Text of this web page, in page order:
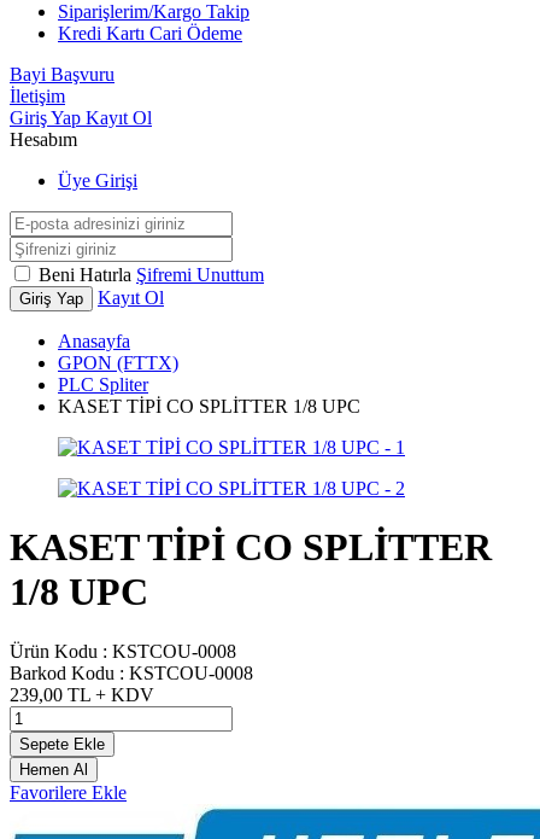
Siparişlerim/Kargo Takip
Kredi Kartı Cari Ödeme
Bayi Başvuru
İletişim
Giriş Yap Kayıt Ol
Hesabım
Üye Girişi
Beni Hatırla Şifremi Unuttum
Giriş Yap Kayıt Ol
Anasayfa
GPON (FTTX)
PLC Spliter
KASET TİPİ CO SPLİTTER 1/8 UPC
KASET TİPİ CO SPLİTTER
1/8 UPC
Ürün Kodu : KSTCOU-0008
Barkod Kodu : KSTCOU-0008
239,00 TL + KDV
Sepete Ekle
Hemen Al
Favorilere Ekle